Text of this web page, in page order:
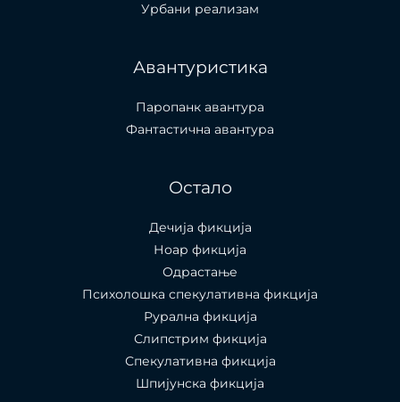
Урбани реализам
Авантуристика
Паропанк авантура
Фантастична авантура
Остало
Дечија фикција
Ноар фикција
Одрастање
Психолошка спекулативна фикција
Рурална фикција
Слипстрим фикција
Спекулативна фикција
Шпијунска фикција